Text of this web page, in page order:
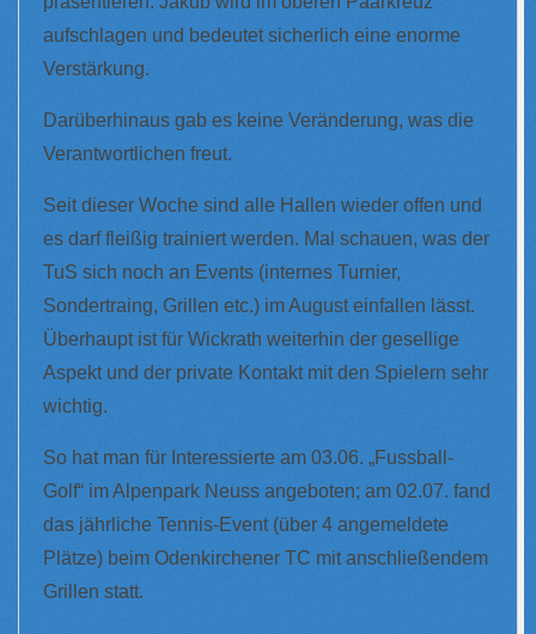
aufschlagen und bedeutet sicherlich eine enorme
Verstärkung.
Darüberhinaus gab es keine Veränderung, was die
Verantwortlichen freut.
Seit dieser Woche sind alle Hallen wieder offen und
es darf fleißig trainiert werden. Mal schauen, was der
TuS sich noch an Events (internes Turnier,
Sondertraing, Grillen etc.) im August einfallen lässt.
Überhaupt ist für Wickrath weiterhin der gesellige
Aspekt und der private Kontakt mit den Spielern sehr
wichtig.
So hat man für Interessierte am 03.06. „Fussball-
Golf“ im Alpenpark Neuss angeboten; am 02.07. fand
das jährliche Tennis-Event (über 4 angemeldete
Plätze) beim Odenkirchener TC mit anschließendem
Grillen statt.